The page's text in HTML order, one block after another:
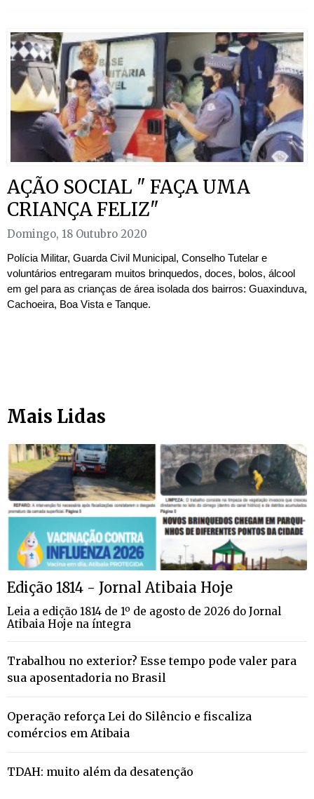
AÇÃO SOCIAL " FAÇA UMA
CRIANÇA FELIZ"
Domingo, 18 Outubro 2020
Polícia Militar, Guarda Civil Municipal, Conselho Tutelar e
voluntários entregaram muitos brinquedos, doces, bolos, álcool
em gel para as crianças de área isolada dos bairros: Guaxinduva,
Cachoeira, Boa Vista e Tanque.
Mais Lidas
Edição 1814 - Jornal Atibaia Hoje
Leia a edição 1814 de 1º de agosto de 2026 do Jornal
Atibaia Hoje na íntegra
Trabalhou no exterior? Esse tempo pode valer para
sua aposentadoria no Brasil
Operação reforça Lei do Silêncio e fiscaliza
comércios em Atibaia
TDAH: muito além da desatenção